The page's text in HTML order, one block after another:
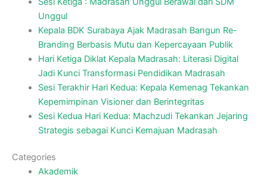
Unggul
Kepala BDK Surabaya Ajak Madrasah Bangun Re-
Branding Berbasis Mutu dan Kepercayaan Publik
Hari Ketiga Diklat Kepala Madrasah: Literasi Digital
Jadi Kunci Transformasi Pendidikan Madrasah
Sesi Terakhir Hari Kedua: Kepala Kemenag Tekankan
Kepemimpinan Visioner dan Berintegritas
Sesi Kedua Hari Kedua: Machzudi Tekankan Jejaring
Strategis sebagai Kunci Kemajuan Madrasah
Categories
Akademik